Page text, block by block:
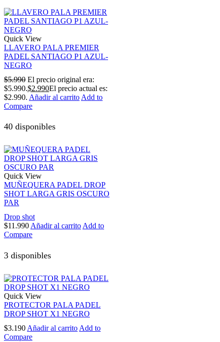
Quick View
LLAVERO PALA PREMIER
PADEL SANTIAGO P1 AZUL-
NEGRO
$5.990 El precio original era:
$5.990.$2.990El precio actual es:
$2.990. Añadir al carrito Add to
Compare
40 disponibles
Quick View
MUÑEQUERA PADEL DROP
SHOT LARGA GRIS OSCURO
PAR
Drop shot
$11.990Añadir al carritoAdd to
Compare
3 disponibles
Quick View
PROTECTOR PALA PADEL
DROP SHOT X1 NEGRO
$3.190 Añadir al carrito Add to
Compare